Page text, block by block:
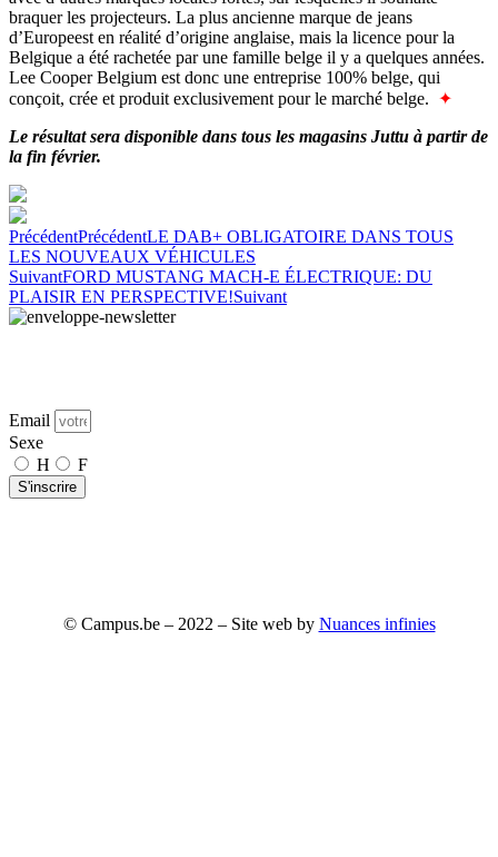
braquer les projecteurs. La plus ancienne marque de jeans
d’Europeest en réalité d’origine anglaise, mais la licence pour la
Belgique a été rachetée par une famille belge il y a quelques années.
Lee Cooper Belgium est donc une entreprise 100% belge, qui
conçoit, crée et produit exclusivement pour le marché belge. ✦
Le résultat sera disponible dans tous les magasins Juttu à partir de
la fin février.
PrécédentPrécédentLE DAB+ OBLIGATOIRE DANS TOUS
LES NOUVEAUX VÉHICULES
SuivantFORD MUSTANG MACH-E ÉLECTRIQUE: DU
PLAISIR EN PERSPECTIVE!Suivant
Email
Sexe
H
F
S'inscrire
© Campus.be – 2022 – Site web by Nuances infinies